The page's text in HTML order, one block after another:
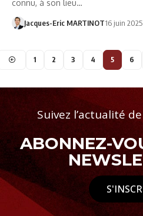
connu, à son lieu…
Jacques-Eric MARTINOT16 juin 2025
1 2 3 4 5 6
Suivez l’actualité
ABONNEZ-